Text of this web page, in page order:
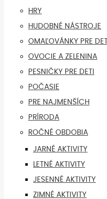
HRY
HUDOBNÉ NÁSTROJE
OMAĽOVÁNKY PRE DETI
OVOCIE A ZELENINA
PESNIČKY PRE DETI
POČASIE
PRE NAJMENŠÍCH
PRÍRODA
ROČNÉ OBDOBIA
JARNÉ AKTIVITY
LETNÉ AKTIVITY
JESENNÉ AKTIVITY
ZIMNÉ AKTIVITY